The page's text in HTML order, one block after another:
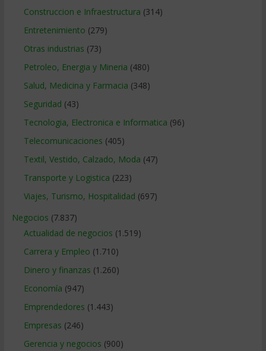
Construccion e Infraestructura (314)
Entretenimiento (279)
Otras industrias (73)
Petroleo, Energia y Mineria (480)
Salud, Medicina y Farmacia (348)
Seguridad (43)
Tecnologia, Electronica e Informatica (96)
Telecomunicaciones (405)
Textil, Vestido, Calzado, Moda (47)
Transporte y Logistica (223)
Viajes, Turismo, Hospitalidad (697)
Negocios (7.837)
Actualidad de negocios (1.519)
Carrera y Empleo (1.710)
Dinero y finanzas (1.260)
Economía (947)
Emprendedores (1.443)
Empresas (246)
Gerencia y negocios (900)